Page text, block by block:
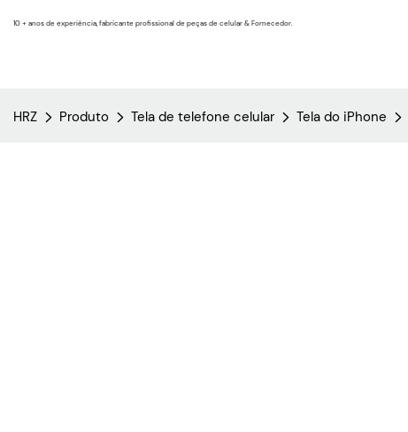
10 + anos de experiência, fabricante profissional de peças de celular & Fornecedor.
HRZ Produto Tela de telefone celular Tela do iPhone